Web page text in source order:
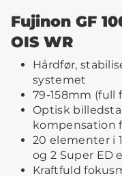
Fujinon GF
OIS WR
Hårdfør,
systemet
79-158mm
Optisk
kompensation
20 elementer i
og 2 Super ED
Kraftfuld